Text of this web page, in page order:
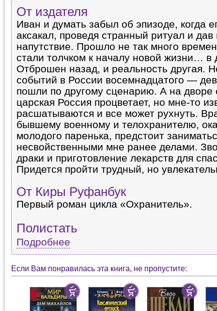
От издателя
Иван и думать забыл об эпизоде, когда
аксакал, проведя странный ритуал и дав
напутствие. Прошло не так много
стали толчком к началу новой жизни… в
Отброшен назад, и реальность другая.
событий в России восемнадцатого —
пошли по другому сценарию. А на дворе
царская Россия процветает, но мне-то
расшатываются и все может рухнуть.
бывшему военному и телохранителю,
молодого паренька, предстоит
несвойственными мне ранее делами.
драки и приготовление лекарств для
Придется пройти трудный, но
От Киры Руфанбук
Первый роман цикла «Охранитель».
Полистать
Подробнее
Если Вам понравилась эта книга, не пропустите: